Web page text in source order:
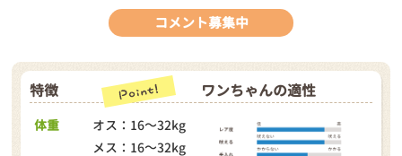
コメント募集中
特徴
体重
オス：16～32kg
メス：16～32kg
ワンちゃんの適性